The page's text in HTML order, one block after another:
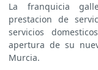
La franquicia
prestacion de
servicios
apertura de su
Murcia.